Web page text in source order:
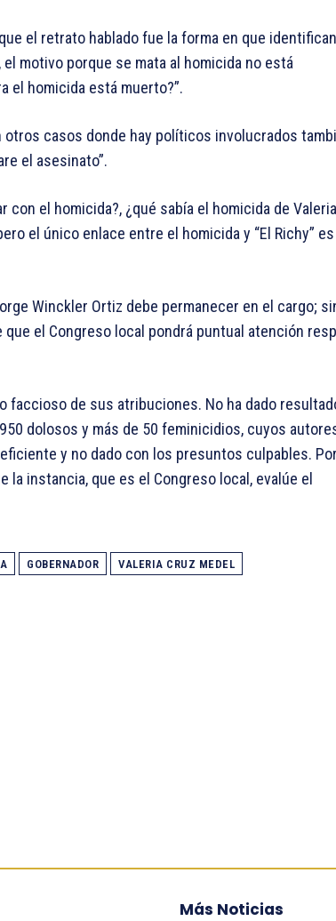
el retrato hablado fue la forma en que
motivo porque se mata al homicida no está
el homicida está muerto?”.
casos donde hay políticos involucrados
el asesinato”.
con el homicida?, ¿qué sabía el homicida de
el único enlace entre el homicida y “El Richy”
Winckler Ortiz debe permanecer en el cargo;
el Congreso local pondrá puntual atención
faccioso de sus atribuciones. No ha dado
dolosos y más de 50 feminicidios, cuyos
y no dado con los presuntos culpables.
instancia, que es el Congreso local, evalúe el
GOBERNADOR VALERIA CRUZ MEDEL
Más Noticias